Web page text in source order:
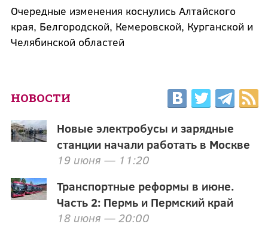
Очередные изменения коснулись Алтайского
края, Белгородской, Кемеровской, Курганской и
Челябинской областей
НОВОСТИ
Новые электробусы и зарядные
станции начали работать в Москве
19 июня — 11:20
Транспортные реформы в июне.
Часть 2: Пермь и Пермский край
18 июня — 20:00